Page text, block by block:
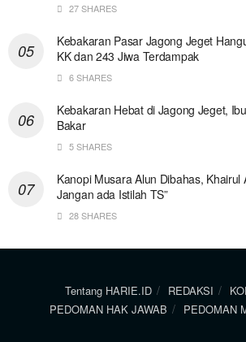
27 SHARES
Kebakaran Pasar Jagong Jeget
KK dan 243 Jiwa Terdampak
6 SHARES
Kebakaran Hebat di Jagong Jeget,
Bakar
5 SHARES
Kanopi Musara Alun Dibahas, Khairul
Jangan ada Istilah TS”
28 SHARES
Tentang HARIE.ID REDAKSI
PEDOMAN HAK JAWAB
PEDOMAN